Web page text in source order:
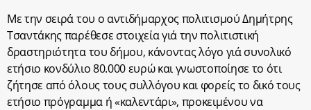
Με την σειρά του ο αντιδήμαρχος πολιτισμού Δημήτρης
Τσαντάκης παρέθεσε στοιχεία γιά την πολιτιστική
δραστηριότητα του δήμου, κάνοντας λόγο γιά συνολικό
ετήσιο κονδύλιο 80.000 ευρώ και γνωστοποίησε το ότι
ζήτησε από όλους τους συλλόγου και φορείς το δικό τους
ετήσιο πρόγραμμα ή «καλεντάρι», προκειμένου να